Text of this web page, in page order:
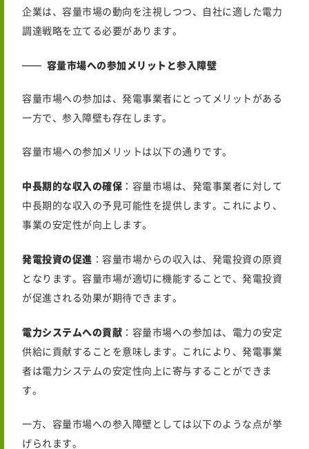
企業は、容量市場の動向を注視しつつ、自社に適した電力
調達戦略を立てる必要があります。
容量市場への参加メリットと参入障壁
容量市場への参加は、発電事業者にとってメリットがある
一方で、参入障壁も存在します。
容量市場への参加メリットは以下の通りです。
中長期的な収入の確保 ：容量市場は、発電事業者に対して
中長期的な収入の予見可能性を提供します。これにより、
事業の安定性が向上します。
発電投資の促進 ：容量市場からの収入は、発電投資の原資
となります。容量市場が適切に機能することで、発電投資
が促進される効果が期待できます。
電力システムへの貢献 ：容量市場への参加は、電力の安定
供給に貢献することを意味します。これにより、発電事業
者は電力システムの安定性向上に寄与することができま
す。
一方、容量市場への参入障壁としては以下のような点が挙
げられます。